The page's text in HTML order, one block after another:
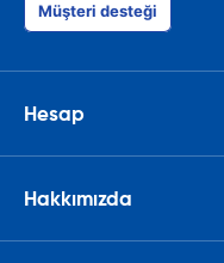
Müşteri desteği
Hesap
Hakkımızda